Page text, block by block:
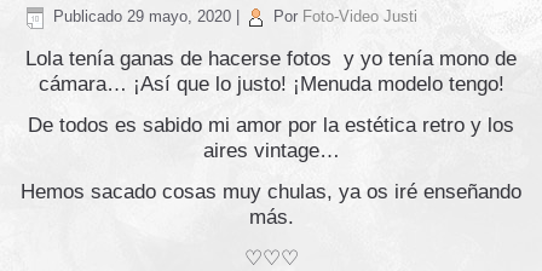
Publicado 29 mayo, 2020 Por Foto-Video Justi
Lola tenía ganas de hacerse fotos y yo tenía mono de
cámara… ¡Así que lo justo! ¡Menuda modelo tengo!
De todos es sabido mi amor por la estética retro y los
aires vintage…
Hemos sacado cosas muy chulas, ya os iré enseñando
más.
♡♡♡